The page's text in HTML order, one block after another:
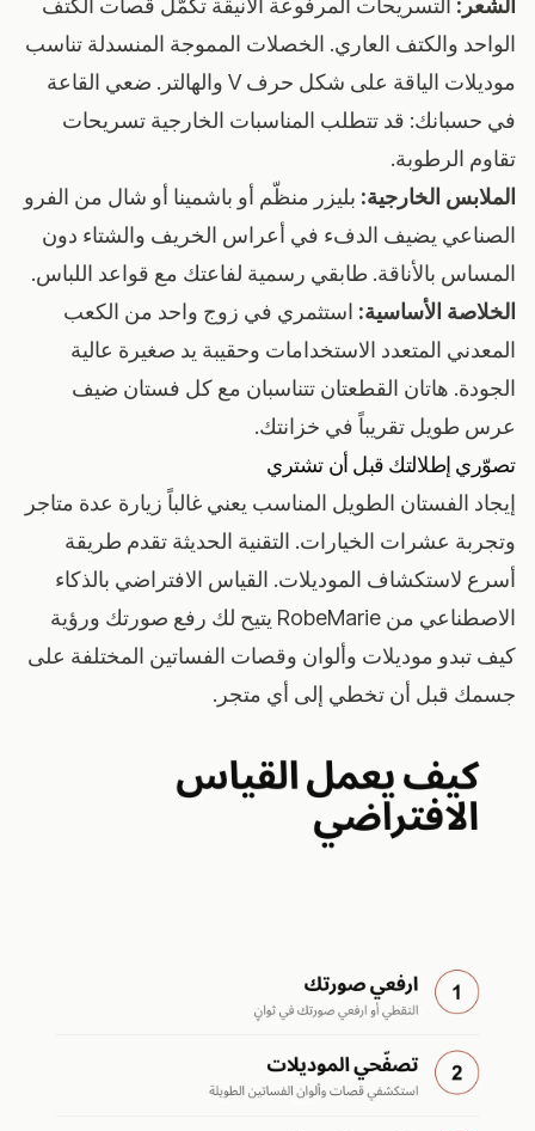
الشعر: التسريحات المرفوعة الأنيقة تكمّل قصات الكتف
الواحد والكتف العاري. الخصلات المموجة المنسدلة تناسب
موديلات الياقة على شكل حرف V والهالتر. ضعي القاعة
في حسبانك: قد تتطلب المناسبات الخارجية تسريحات
تقاوم الرطوبة.
الملابس الخارجية: بليزر منظّم أو باشمينا أو شال من الفرو
الصناعي يضيف الدفء في أعراس الخريف والشتاء دون
المساس بالأناقة. طابقي رسمية لفاعتك مع قواعد اللباس.
الخلاصة الأساسية: استثمري في زوج واحد من الكعب
المعدني المتعدد الاستخدامات وحقيبة يد صغيرة عالية
الجودة. هاتان القطعتان تتناسبان مع كل فستان ضيف
عرس طويل تقريباً في خزانتك.
تصوّري إطلالتك قبل أن تشتري
إيجاد الفستان الطويل المناسب يعني غالباً زيارة عدة متاجر
وتجربة عشرات الخيارات. التقنية الحديثة تقدم طريقة
أسرع لاستكشاف الموديلات. القياس الافتراضي بالذكاء
الاصطناعي من RobeMarie
يتيح لك رفع صورتك ورؤية
كيف تبدو موديلات وألوان وقصات الفساتين المختلفة على
جسمك قبل أن تخطي إلى أي متجر.